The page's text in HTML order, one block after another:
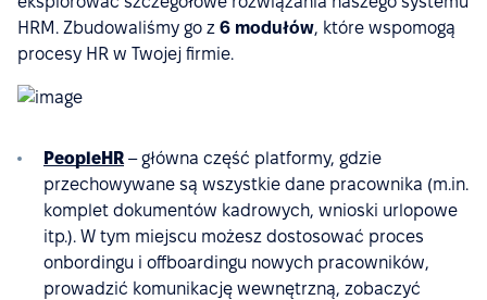
HRM. Zbudowaliśmy go z 6 modułów, które wspomogą
procesy HR w Twojej firmie.
PeopleHR – główna część platformy, gdzie
przechowywane są wszystkie dane pracownika (m.in.
komplet dokumentów kadrowych, wnioski urlopowe
itp.). W tym miejscu możesz dostosować proces
onbordingu i offboardingu nowych pracowników,
prowadzić komunikację wewnętrzną, zobaczyć